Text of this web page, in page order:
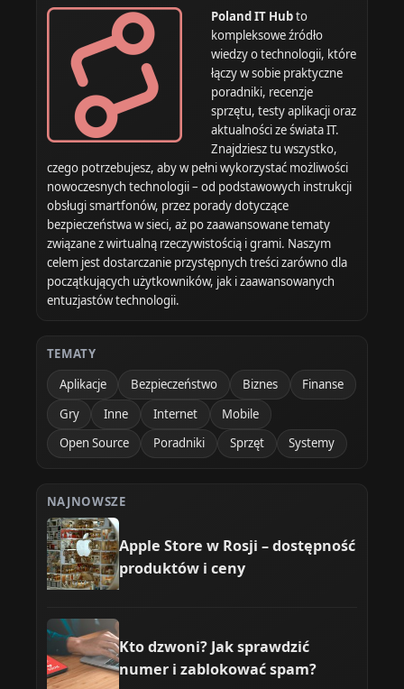
Poland IT Hubto
kompleksowe źródło
wiedzy o technologii, które
łączy w sobie praktyczne
poradniki, recenzje
sprzętu, testy aplikacji oraz
aktualności ze świata IT.
Znajdziesz tu wszystko,
czego potrzebujesz, aby w pełni wykorzystać możliwości
nowoczesnych technologii – od podstawowych instrukcji
obsługi smartfonów, przez porady dotyczące
bezpieczeństwa w sieci, aż po zaawansowane tematy
związane z wirtualną rzeczywistością i grami. Naszym
celem jest dostarczanie przystępnych treści zarówno dla
początkujących użytkowników, jak i zaawansowanych
entuzjastów technologii.
TEMATY
Aplikacje
Bezpieczeństwo Biznes
Finanse
Gry
Inne Internet
Mobile
Open Source
Poradniki Sprzęt Systemy
NAJNOWSZE
Apple Store w Rosji – dostępność
produktów i ceny
Kto dzwoni? Jak sprawdzić
numer i zablokować spam?